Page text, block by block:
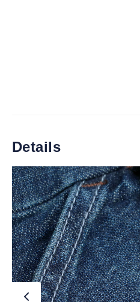
Details